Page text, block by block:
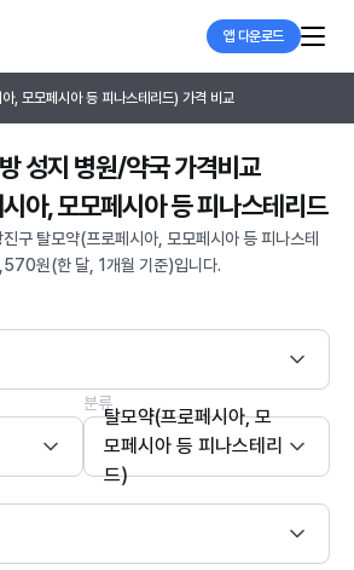
앱 다운로드
, 모모페시아 등 피나스테리드) 가격 비교
성지 병원/약국 가격비교
아, 모모페시아 등 피나스테리드
구 탈모약(프로페시아, 모모페시아 등 피나스테
원(한 달, 1개월 기준)입니다.
분류
탈모약(프로페시아, 모
모페시아 등 피나스테리
드)